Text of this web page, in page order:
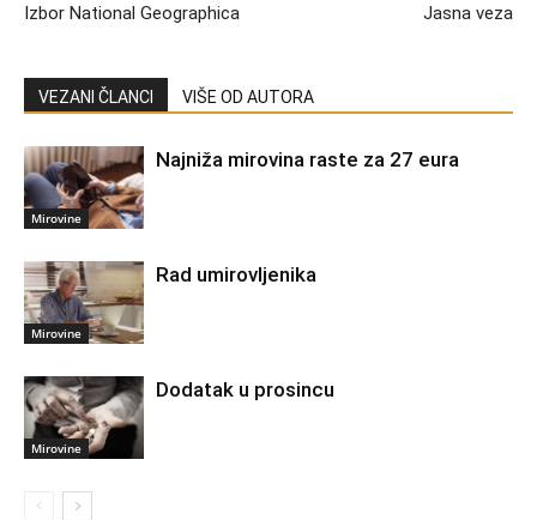
Izbor National Geographica Jasna veza
VEZANI ČLANCI VIŠE OD AUTORA
Mirovine
Najniža mirovina raste za 27 eura
Mirovine
Rad umirovljenika
Mirovine
Dodatak u prosincu